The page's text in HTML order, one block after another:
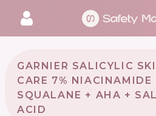
GARNIER SALICYLIC
CARE 7% NIACINAMIDE
SQUALANE + AHA +
ACID